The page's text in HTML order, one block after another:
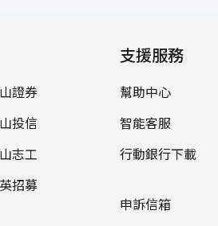
起，並可任選甜點
或「美顏紅棗官燕窩」，
小蛋糕乙份及康乃馨鮮花
無比的尊榮。除此之外，
照片乙張，為亮麗的母親
好的一刻。除此，玉山世
至頂鮮101餐廳消費，可
元，再享精緻香氛好禮乙
著媽媽渡過一個快樂溫馨的
證券
投信
志工
招募
支援服務
幫助中心
智能客服
行動銀行下載
申訴信箱